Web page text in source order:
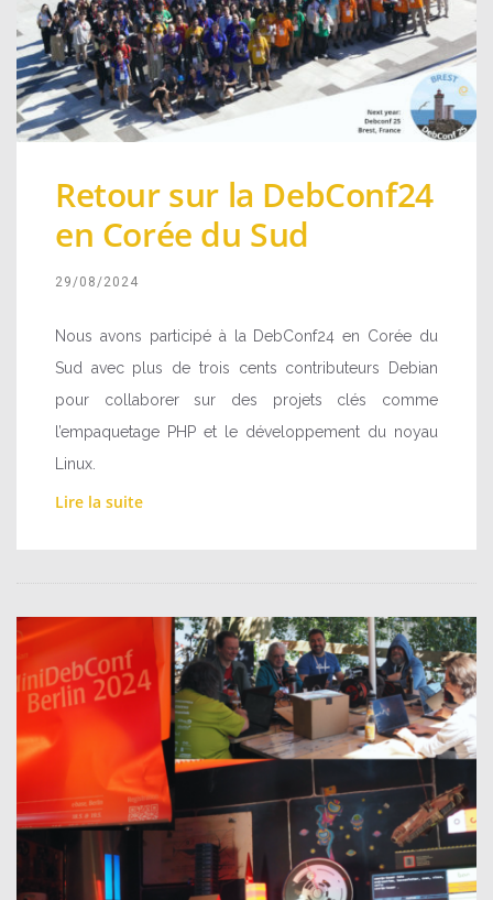
Retour sur la DebConf24
en Corée du Sud
29/08/2024
Nous avons participé à la DebConf24 en Corée du
Sud avec plus de trois cents contributeurs Debian
pour collaborer sur des projets clés comme
l’empaquetage PHP et le développement du noyau
Linux.
Lire la suite